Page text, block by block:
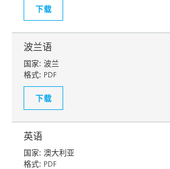
下载
波兰语
国家: 波兰
格式: PDF
下载
英语
国家: 澳大利亚
格式: PDF